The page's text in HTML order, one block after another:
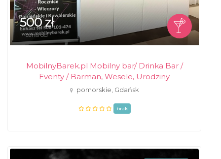
500 zł
cena od
MobilnyBarek.pl Mobilny bar/ Drinka Bar /
Eventy / Barman, Wesele, Urodziny
pomorskie, Gdańsk
brak